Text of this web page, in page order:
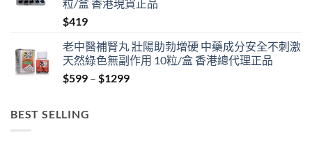
粒/盒 香港現貨正品
$419
老中醫補腎丸 壯陽助勃增硬 中藥成分安全不刺激
天然綠色無副作用 10粒/盒 香港總代理正品
$599 – $1299Price
BEST SELLING